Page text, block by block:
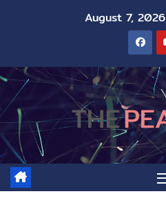
August 7, 2026